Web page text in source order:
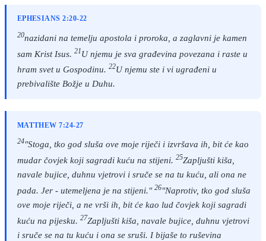
EPHESIANS 2:20-22
20nazidani na temelju apostola i proroka, a zaglavni je kamen
sam Krist Isus. 21U njemu je sva građevina povezana i raste u
hram svet u Gospodinu. 22U njemu ste i vi ugrađeni u
prebivalište Božje u Duhu.
MATTHEW 7:24-27
24"Stoga, tko god sluša ove moje riječi i izvršava ih, bit će kao
mudar čovjek koji sagradi kuću na stijeni. 25Zapljušti kiša,
navale bujice, duhnu vjetrovi i sruče se na tu kuću, ali ona ne
pada. Jer - utemeljena je na stijeni." 26"Naprotiv, tko god sluša
ove moje riječi, a ne vrši ih, bit će kao lud čovjek koji sagradi
kuću na pijesku. 27Zapljušti kiša, navale bujice, duhnu vjetrovi
i sruče se na tu kuću i ona se sruši. I bijaše to ruševina